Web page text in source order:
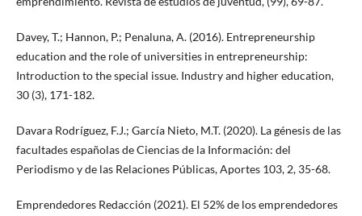
Davey, T.; Hannon, P.; Penaluna, A. (2016). Entrepreneurship
education and the role of universities in entrepreneurship:
Introduction to the special issue. Industry and higher education,
30 (3), 171-182.
Davara Rodríguez, F.J.; García Nieto, M.T. (2020). La génesis de las
facultades españolas de Ciencias de la Información: del
Periodismo y de las Relaciones Públicas, Aportes 103, 2, 35-68.
Emprendedores Redacción (2021). El 52% de los emprendedores